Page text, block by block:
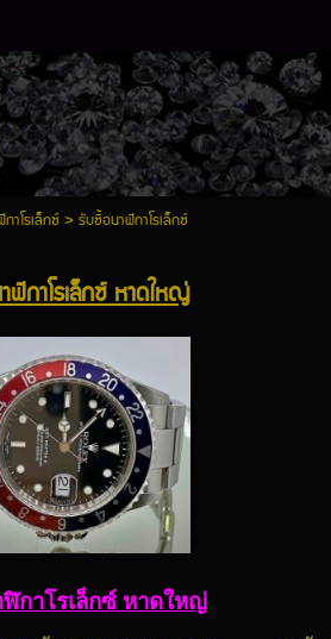
าโรเล็กซ์> รับซื้อนาฬิกาโรเล็กซ์
ฬิกาโรเล็กซ์ หาดใหญ่
กาโรเล็กซ์ หาดใหญ่